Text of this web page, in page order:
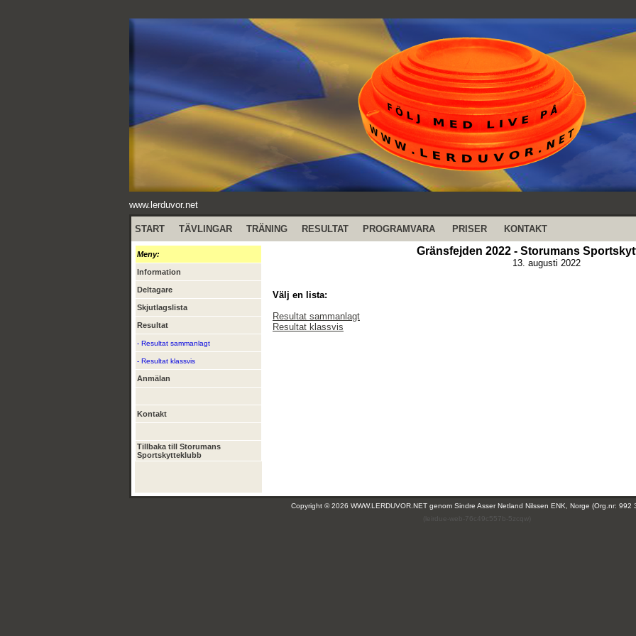
www.lerduvor.net
START TÄVLINGAR TRÄNING RESULTAT PROGRAMVARA PRISER KONTAKT
Meny:
Information
Deltagare
Skjutlagslista
Resultat
- Resultat sammanlagt
- Resultat klassvis
Anmälan
Kontakt
Tillbaka till Storumans
Sportskytteklubb
Gränsfejden 2022 - Storumans
13. augusti 2022
Välj en lista:
Resultat sammanlagt
Resultat klassvis
Copyright © 2026 WWW.LERDUVOR.NET genom Sindre Asser Netland Nilssen ENK, Norge (Org.nr: 992
(leirdue-web-76c49c557b-5zcqw)